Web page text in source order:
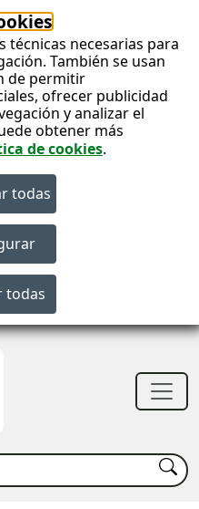
técnicas necesarias para
También se usan
de permitir
ofrecer publicidad
y analizar el
obtener más
de cookies.
Buscar